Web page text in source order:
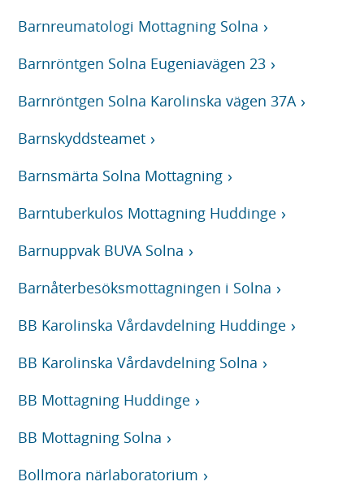
Barnreumatologi Mottagning Solna
Barnröntgen Solna Eugeniavägen 23
Barnröntgen Solna Karolinska vägen 37A
Barnskyddsteamet
Barnsmärta Solna Mottagning
Barntuberkulos Mottagning Huddinge
Barnuppvak BUVA Solna
Barnåterbesöksmottagningen i Solna
BB Karolinska Vårdavdelning Huddinge
BB Karolinska Vårdavdelning Solna
BB Mottagning Huddinge
BB Mottagning Solna
Bollmora närlaboratorium